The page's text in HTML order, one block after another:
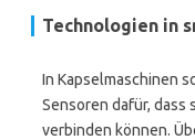
Technologien in
In Kapselmaschinen
Sensoren dafür, dass
verbinden können.